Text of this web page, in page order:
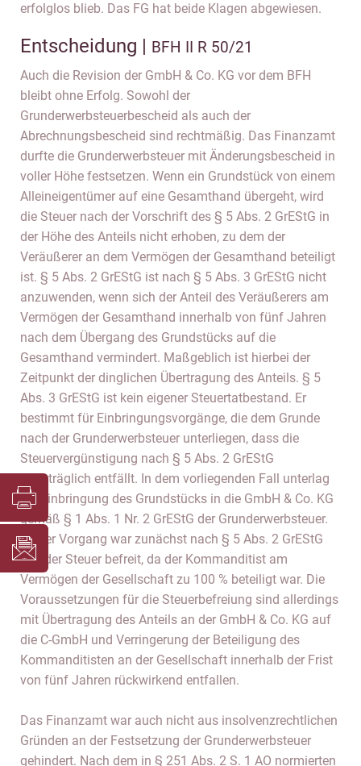
erfolglos blieb. Das FG hat beide Klagen abgewiesen.
Entscheidung | BFH II R 50/21
Auch die Revision der GmbH & Co. KG vor dem BFH
bleibt ohne Erfolg. Sowohl der
Grunderwerbsteuerbescheid als auch der
Abrechnungsbescheid sind rechtmäßig. Das Finanzamt
durfte die Grunderwerbsteuer mit Änderungsbescheid in
voller Höhe festsetzen. Wenn ein Grundstück von einem
Alleineigentümer auf eine Gesamthand übergeht, wird
die Steuer nach der Vorschrift des § 5 Abs. 2 GrEStG in
der Höhe des Anteils nicht erhoben, zu dem der
Veräußerer an dem Vermögen der Gesamthand beteiligt
ist. § 5 Abs. 2 GrEStG ist nach § 5 Abs. 3 GrEStG nicht
anzuwenden, wenn sich der Anteil des Veräußerers am
Vermögen der Gesamthand innerhalb von fünf Jahren
nach dem Übergang des Grundstücks auf die
Gesamthand vermindert. Maßgeblich ist hierbei der
Zeitpunkt der dinglichen Übertragung des Anteils. § 5
Abs. 3 GrEStG ist kein eigener Steuertatbestand. Er
bestimmt für Einbringungsvorgänge, die dem Grunde
nach der Grunderwerbsteuer unterliegen, dass die
Steuervergünstigung nach § 5 Abs. 2 GrEStG
nachträglich entfällt. In dem vorliegenden Fall unterlag
die Einbringung des Grundstücks in die GmbH & Co. KG
gemäß § 1 Abs. 1 Nr. 2 GrEStG der Grunderwerbsteuer.
Dieser Vorgang war zunächst nach § 5 Abs. 2 GrEStG
von der Steuer befreit, da der Kommanditist am
Vermögen der Gesellschaft zu 100 % beteiligt war. Die
Voraussetzungen für die Steuerbefreiung sind allerdings
mit Übertragung des Anteils an der GmbH & Co. KG auf
die C-GmbH und Verringerung der Beteiligung des
Kommanditisten an der Gesellschaft innerhalb der Frist
von fünf Jahren rückwirkend entfallen.
Das Finanzamt war auch nicht aus insolvenzrechtlichen
Gründen an der Festsetzung der Grunderwerbsteuer
gehindert. Nach dem in § 251 Abs. 2 S. 1 AO normierten